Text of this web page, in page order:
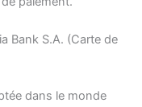
Bank S.A. (Carte de
dans le monde